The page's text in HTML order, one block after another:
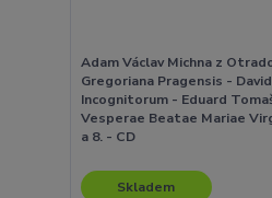
Adam Václav Michna z
Gregoriana Pragensis -
Incognitorum - Eduard
Vesperae Beatae Mariae
a 8. - CD
Skladem